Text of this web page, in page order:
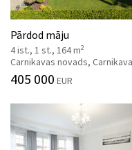
Pārdod māju
4 ist., 1 st., 164 m2
Carnikavas novads, Carnikava
405 000 EUR